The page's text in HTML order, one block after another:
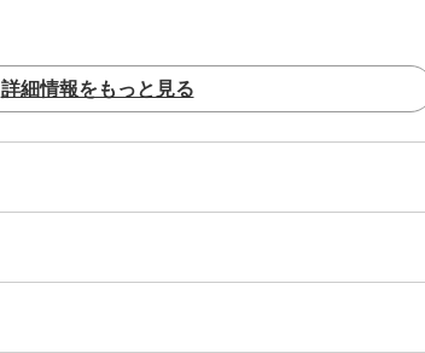
詳細情報をもっと見る